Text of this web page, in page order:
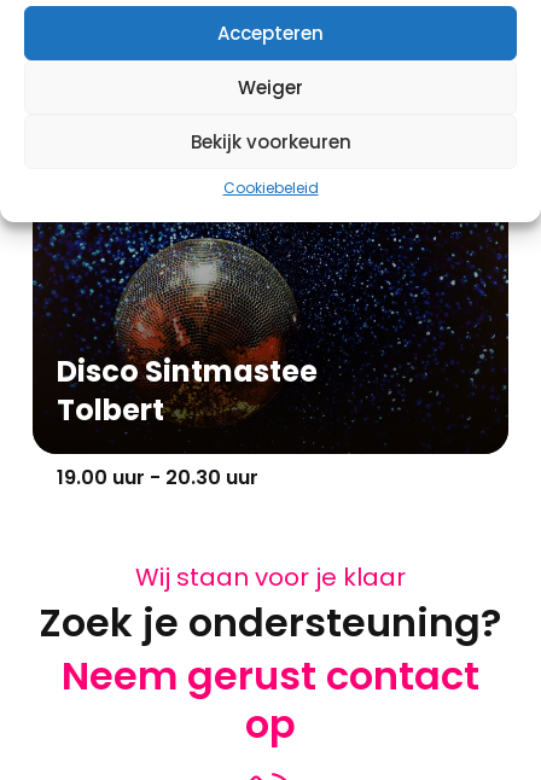
Accepteren
Weiger
Bekijk voorkeuren
Cookiebeleid
Zijlnieuws TV
19:00 uur - 20:00 uur
Disco Sintmastee
Tolbert
19.00 uur - 20.30 uur
Wij staan voor je klaar
Zoek je ondersteuning?
Neem gerust contact
op